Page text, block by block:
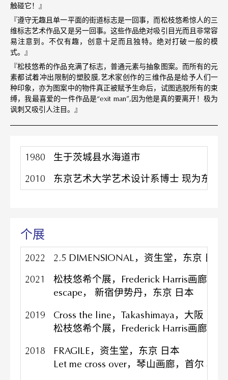
触碰它！』
『遵守无趣且单一平面的街道标志是一回事，而松枝悠希惊人的三
维标志艺术作品又是另一回事。这些作品绝对吸引目光而且非常容
易注意到。不仅有趣，创意十足而且独特。绝对打破一般的模
式。』
『松枝悠希的作品充满了标志，普通元素与抽象图案。而所有的元
素都试着冲出限制的塑胶膜,艺术家创作的三维作品是给予人们一
种印象，亦为图案中的物件真正被赋予生命后，试图逃脱所有的束
缚，我最喜爱的一件作品是“exit man”,因为他是真的要离开！极为
讽刺又吸引人注目。』
1980
生于茨城县水海道市
2010
东京艺术大学艺术设计系博士 现为东京
个展
2022
2.5 DIMENSIONAL，资生堂，东京 日本
2021
松枝悠希个展，Frederick Harris画廊，
escape， 新宿伊势丹，东京 日本
2019
Cross the line，Takashimaya，大阪 日本
松枝悠希个展，Frederick Harris画廊，
2018
FRAGILE，资生堂，东京 日本
Let me cross over，琴山画廊，首尔 韩国